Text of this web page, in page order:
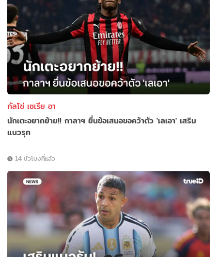
กัลโช่ เซเรีย อา
นักเตะอยากย้าย!! กาลาฯ ยื่นข้อเสนอขอคว้าตัว 'เลเอา' เสริม
แนวรุก
14 ชั่วโมงที่แล้ว